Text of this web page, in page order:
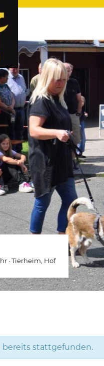
dasfür Hof und
·Tierheim , Hof
bereits stattgefunden.